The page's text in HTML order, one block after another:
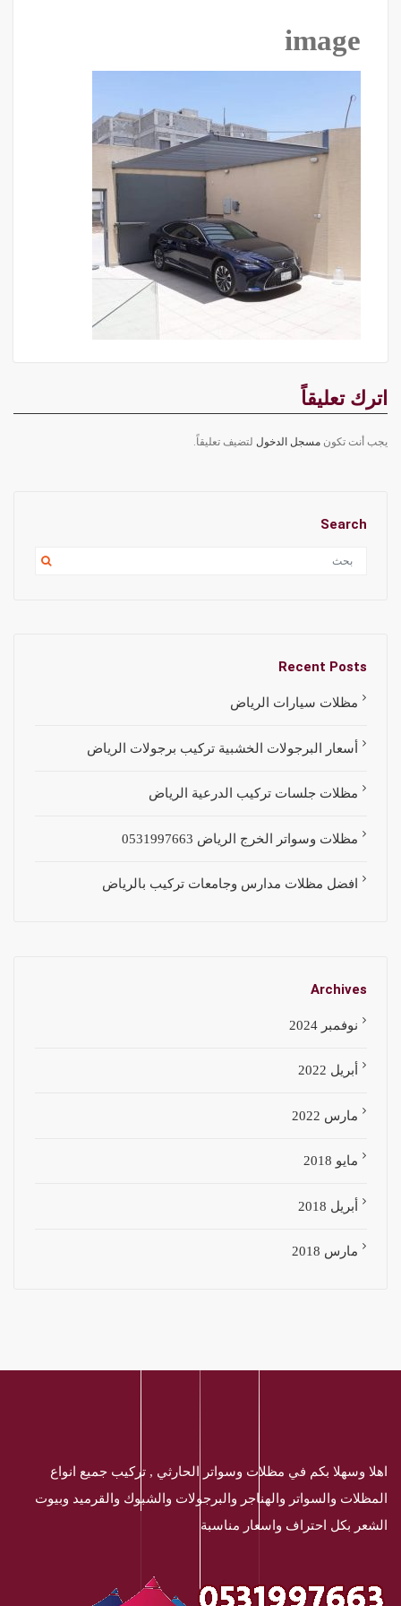
image
اترك تعليقاً
يجب أنت تكون مسجل الدخول لتضيف تعليقاً.
Search
Recent Posts
مظلات سيارات الرياض
أسعار البرجولات الخشبية تركيب برجولات الرياض
مظلات جلسات تركيب الدرعية الرياض
مظلات وسواتر الخرج الرياض 0531997663
افضل مظلات مدارس وجامعات تركيب بالرياض
Archives
نوفمبر 2024
أبريل 2022
مارس 2022
مايو 2018
أبريل 2018
مارس 2018
اهلا وسهلا بكم في مظلات وسواتر الحارثي , تركيب جميع انواع
المظلات والسواتر والهناجر والبرجولات والشبوك والقرميد وبيوت
الشعر بكل احتراف واسعار مناسبة